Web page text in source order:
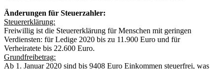
Änderungen für Steuerzahler:
Steuererklärung:
Freiwillig ist die Steuererklärung für Menschen mit geringen
Verdiensten: für Ledige 2020 bis zu 11.900 Euro und für
Verheiratete bis 22.600 Euro.
Grundfreibetrag:
Ab 1. Januar 2020 sind bis 9408 Euro Einkommen steuerfrei, was